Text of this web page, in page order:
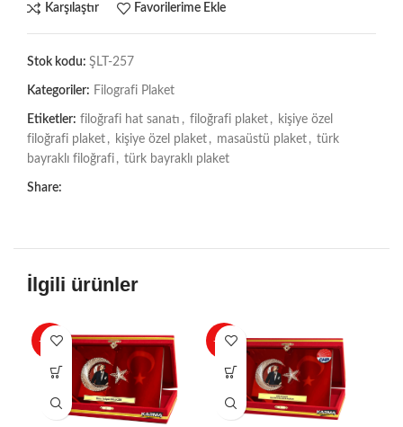
Karşılaştır Favorilerime Ekle
Stok kodu: ŞLT-257
Kategoriler: Filografi Plaket
Etiketler: filoğrafi hat sanatı , filoğrafi plaket , kişiye özel
filoğrafi plaket , kişiye özel plaket , masaüstü plaket , türk
bayraklı filoğrafi , türk bayraklı plaket
Share:
İlgili ürünler
-50% -40%